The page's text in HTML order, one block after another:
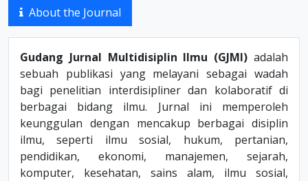
About the Journal
Gudang Jurnal Multidisiplin Ilmu (GJMI) adalah
sebuah publikasi yang melayani sebagai wadah
bagi penelitian interdisipliner dan kolaboratif di
berbagai bidang ilmu. Jurnal ini memperoleh
keunggulan dengan mencakup berbagai disiplin
ilmu, seperti ilmu sosial, hukum, pertanian,
pendidikan, ekonomi, manajemen, sejarah,
komputer, kesehatan, sains alam, ilmu sosial,